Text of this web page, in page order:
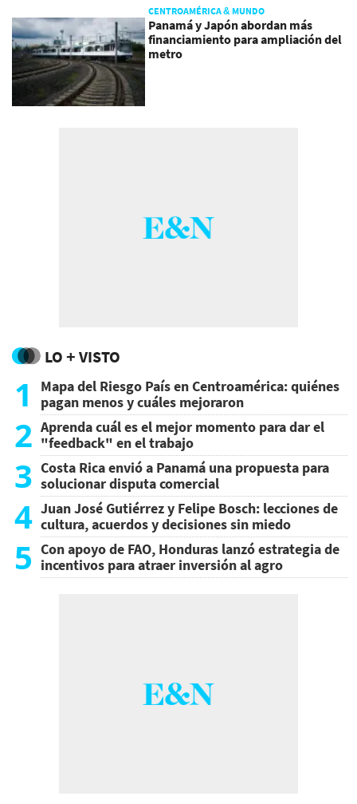
CENTROAMÉRICA & MUNDO
Panamá y Japón abordan más
financiamiento para ampliación del
metro
LO + VISTO
1
Mapa del Riesgo País en Centroamérica: quiénes
pagan menos y cuáles mejoraron
2 Aprenda cuál es el mejor momento para dar el
"feedback" en el trabajo
3 Costa Rica envió a Panamá una propuesta para
solucionar disputa comercial
4 Juan José Gutiérrez y Felipe Bosch: lecciones de
cultura, acuerdos y decisiones sin miedo
5 Con apoyo de FAO, Honduras lanzó estrategia de
incentivos para atraer inversión al agro